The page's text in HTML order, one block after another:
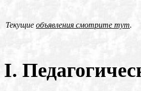
Текущие объявления смотрите тут.
I.